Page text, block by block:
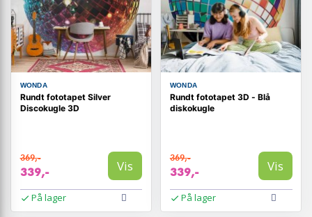
WONDA
Rundt fototapet Silver
Discokugle 3D
369,-
339,- Vis
På lager
WONDA
Rundt fototapet 3D - Blå
diskokugle
369,-
339,- Vis
På lager